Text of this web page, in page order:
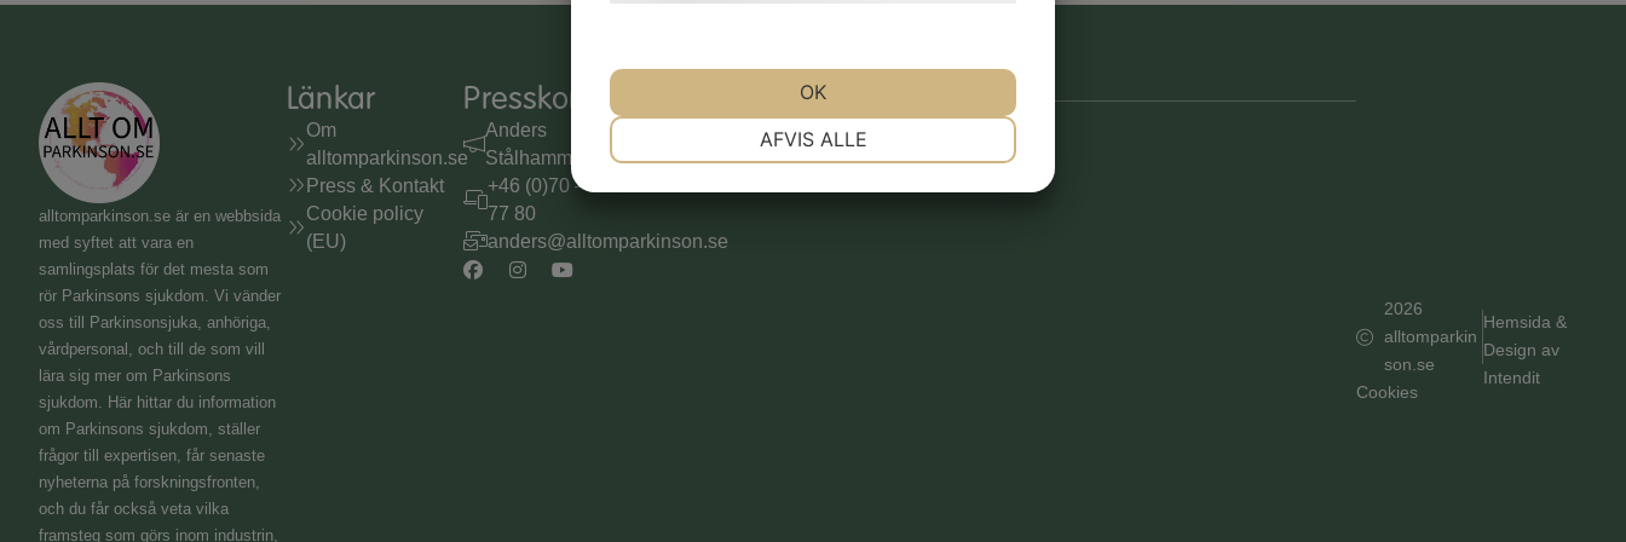
alltomparkinson.se är en webbsida
med syftet att vara en
samlingsplats för det mesta som
rör Parkinsons sjukdom. Vi vänder
oss till Parkinsonsjuka, anhöriga,
vårdpersonal, och till de som vill
lära sig mer om Parkinsons
sjukdom. Här hittar du information
om Parkinsons sjukdom, ställer
frågor till expertisen, får senaste
nyheterna på forskningsfronten,
och du får också veta vilka
framsteg som görs inom industrin,
Länkar
Om
alltomparkinson.se
Press & Kontakt
Cookie policy
(EU)
Presskontakt
Anders
Stålhammar
+46 (0)70 – 530
77 80
anders@alltomparkinson.se
2026
alltomparkin
son.se
Cookies
Hemsida &
Design av
Intendit
AFVIS ALLE
OK